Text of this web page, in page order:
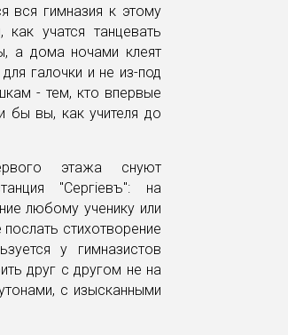
вся гимназия к этому
учатся танцевать
а дома ночами клеят
галочки и не из-под
- тем, кто впервые
бы вы, как учителя до
этажа снуют
"Сергiевъ": на
любому ученику или
стихотворение
у гимназистов
друг с другом не на
с изысканными